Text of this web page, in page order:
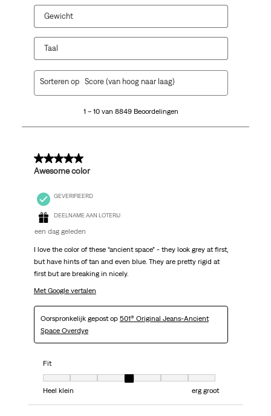
Gewicht
Taal
8849
1 – 10 van 8849 Beoordelingen
Sorteren op Score (van hoog naar laag)
5 van 5 sterren.
Awesome color
GEVERIFIEERD
DEELNAME AAN LOTERIJ
een dag geleden
I love the color of these “ancient space” - they look grey at first,
but have hints of tan and even blue. They are pretty rigid at
first but are breaking in nicely.
Met Google vertalen
Oorspronkelijk gepost op 501® Original Jeans-Ancient
Space Overdye
Fit
Fit, 4 van 7, waarbij 1 gelijk is aan Heel klein en 7 gelijk is aan erg groot
Heel klein
erg groot